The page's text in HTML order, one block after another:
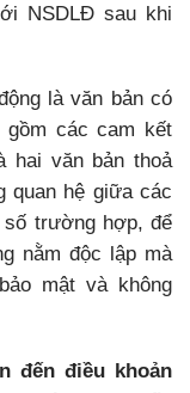
NSDLĐ sau khi
là văn bản có
các cam kết
hai văn bản thoả
quan hệ giữa các
số trường hợp, để
nằm độc lập mà
mật và không
đến điều khoản